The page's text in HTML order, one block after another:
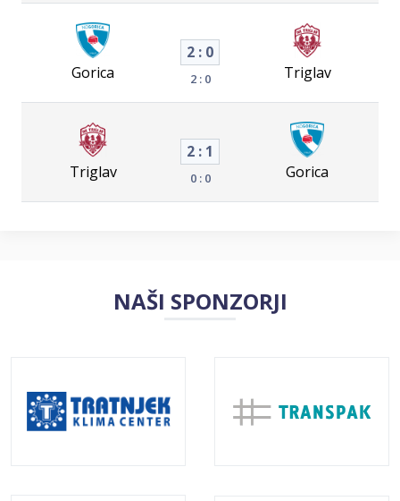
Gorica
2 : 0
2 : 0 Triglav
Triglav
2 : 1
0 : 0 Gorica
NAŠI SPONZORJI